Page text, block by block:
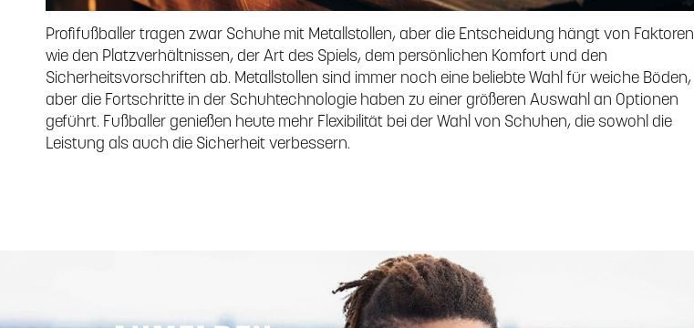
Profifußballer tragen zwar Schuhe mit Metallstollen, aber die Entscheidung hängt von Faktoren
wie den Platzverhältnissen, der Art des Spiels, dem persönlichen Komfort und den
Sicherheitsvorschriften ab. Metallstollen sind immer noch eine beliebte Wahl für weiche Böden,
aber die Fortschritte in der Schuhtechnologie haben zu einer größeren Auswahl an Optionen
geführt. Fußballer genießen heute mehr Flexibilität bei der Wahl von Schuhen, die sowohl die
Leistung als auch die Sicherheit verbessern.